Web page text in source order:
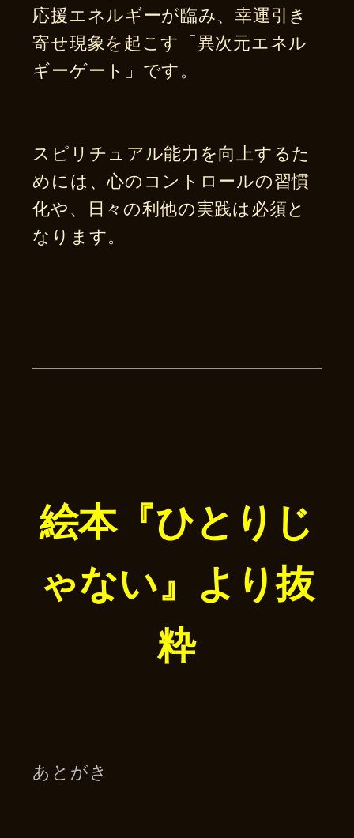
応援エネルギーが臨み、幸運引き
寄せ現象を起こす「異次元エネル
ギーゲート」です。
スピリチュアル能力を向上するた
めには、心のコントロールの習慣
化や、日々の利他の実践は必須と
なります。
絵本『ひとりじ
ゃない』より抜
粋
あとがき